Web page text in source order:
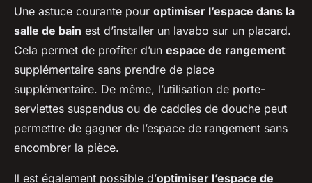
Une astuce courante pour optimiser l’espace dans la
salle de bain est d’installer un lavabo sur un placard.
Cela permet de profiter d’un espace de rangement
supplémentaire sans prendre de place
supplémentaire. De même, l’utilisation de porte-
serviettes suspendus ou de caddies de douche peut
permettre de gagner de l’espace de rangement sans
encombrer la pièce.
Il est également possible d’optimiser l’espace de